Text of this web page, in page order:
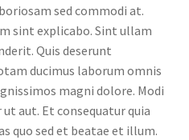
sed commodi at.
sint explicabo. Sint ullam
Quis deserunt
ducimus laborum omnis
magni dolore. Modi
aut. Et consequatur quia
quo sed et beatae et illum.